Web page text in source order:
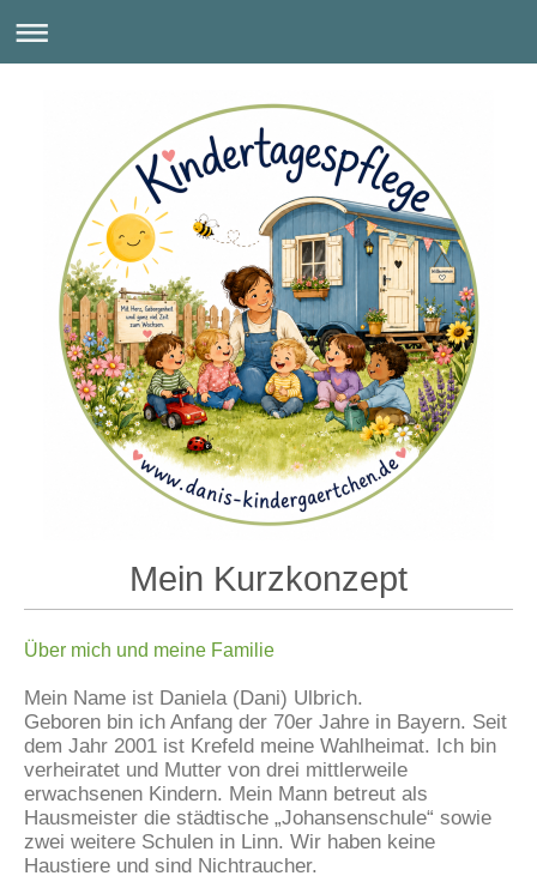
Mein Kurzkonzept
Über mich und meine Familie
Mein Name ist Daniela (Dani) Ulbrich.
Geboren bin ich Anfang der 70er Jahre in Bayern. Seit
dem Jahr 2001 ist Krefeld meine Wahlheimat. Ich bin
verheiratet und Mutter von drei mittlerweile
erwachsenen Kindern. Mein Mann betreut als
Hausmeister die städtische „Johansenschule“ sowie
zwei weitere Schulen in Linn. Wir haben keine
Haustiere und sind Nichtraucher.